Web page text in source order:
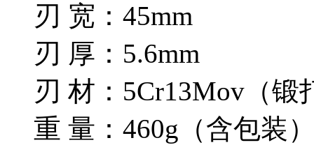
刃 宽：45mm
刃 厚：5.6mm
刃 材：5Cr13Mov（锻
重 量：460g（含包装